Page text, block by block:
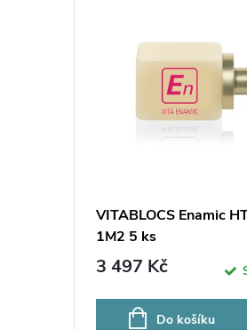
VITABLOCS Enamic
1M2 5 ks
3 497 Kč
Do košíku